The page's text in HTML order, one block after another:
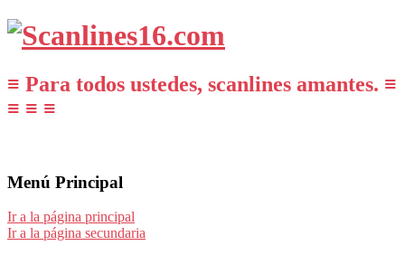
≡ Para todos ustedes, scanlines amantes. ≡
≡ ≡ ≡
Menú Principal
Ir a la página principal
Ir a la página secundaria